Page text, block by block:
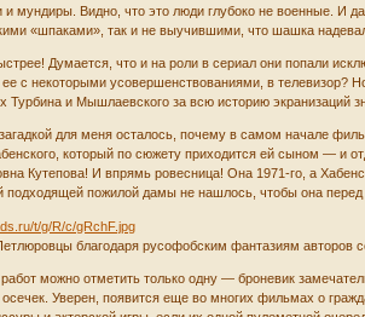
и мундиры. Видно, что это люди глубоко не военные. И
«шпаками», так и не выучившими, что шашка
Думается, что и на роли в сериал они попали
ее с некоторыми усовершенствованиями, в телевизор?
Турбина и Мышлаевского за всю историю экранизаций
для меня осталось, почему в самом начале
который по сюжету приходится ей сыном — и
Кутепова! И впрямь ровесница! Она 1971-го, а
подходящей пожилой дамы не нашлось, чтобы она перед
благодаря русофобским фантазиям авторов
работ можно отметить только одну — броневик
осечек. Уверен, появится еще во многих фильмах о